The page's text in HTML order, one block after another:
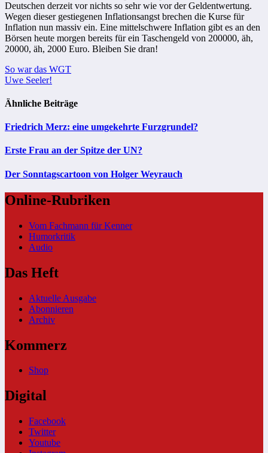
Deutschen derzeit vor nichts so sehr wie vor der Geldentwertung.
Wegen dieser gestiegenen Inflationsangst brechen die Kurse für
Inflation nun massiv ein. Eine mittelschwere Inflation gibt es an den
Börsen heute morgen bereits für ein Taschengeld von 200000, äh,
20000, äh, 2000 Euro. Bleiben Sie dran!
Beitragsnavigation
So war das WGT
Uwe Seeler!
Ähnliche Beiträge
Friedrich Merz: eine umgekehrte Furzgrundel?
Erste Frau an der Spitze der UN?
Der Sonntagscartoon von Holger Weyrauch
Online-Rubriken
Vom Fachmann für Kenner
Humorkritik
Audio
Das Heft
Aktuelle Ausgabe
Abonnieren
Archiv
Kommerz
Shop
Digital
Facebook
Twitter
Youtube